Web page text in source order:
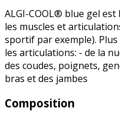
ALGI-COOL® blue gel
les muscles et
sportif par exemple).
les articulations: - de la
des coudes, poignets,
bras et des jambes
Composition